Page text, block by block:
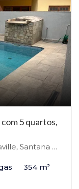
5 quartos,
de Parnaíba-SP
354 m²